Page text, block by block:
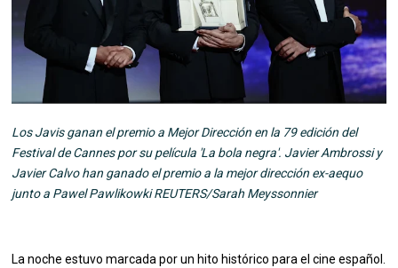
Los Javis ganan el premio a Mejor Dirección en la 79 edición del
Festival de Cannes por su película 'La bola negra'. Javier Ambrossi y
Javier Calvo han ganado el premio a la mejor dirección ex-aequo
junto a Pawel Pawlikowki REUTERS/Sarah Meyssonnier
La noche estuvo marcada por un hito histórico para el cine español.